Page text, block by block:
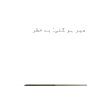
ہو گئی: بے خطر